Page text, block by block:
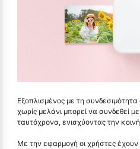
Εξοπλισμένος με τη
χωρίς μελάνι μπορεί να συνδεθεί
ταυτόχρονα, ενισχύοντας την
Με την εφαρμογή οι χρήστες